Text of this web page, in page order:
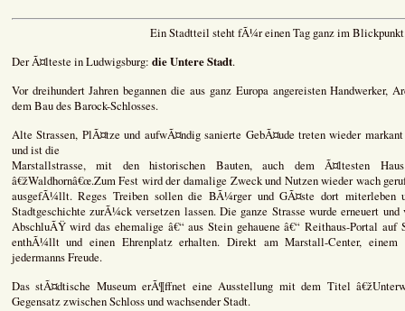
Ein Stadtteil steht fÃ¼r einen Tag ganz im
Der Ã¤lteste in Ludwigsburg: die Untere Stadt.
Vor dreihundert Jahren begannen die aus ganz Europa angereisten
dem Bau des Barock-Schlosses.
Alte Strassen, PlÃ¤tze und aufwÃ¤ndig sanierte GebÃ¤ude treten wieder
und ist die
Marstallstrasse, mit den historischen Bauten, auch dem Ã¤ltesten
â€žWaldhornâ€œ.Zum Fest wird der damalige Zweck und Nutzen wieder wach
ausgefÃ¼llt. Reges Treiben sollen die BÃ¼rger und GÃ¤ste dort miterleben
Stadtgeschichte zurÃ¼ck versetzen lassen. Die ganze Strasse wurde erneuert
AbschluÃŸ wird das ehemalige â€“ aus Stein gehauene â€“ Reithaus-Portal auf
enthÃ¼llt und einen Ehrenplatz erhalten. Direkt am Marstall-Center,
jedermanns Freude.
Das stÃ¤dtische Museum erÃ¶ffnet eine Ausstellung mit dem Titel
Gegensatz zwischen Schloss und wachsender Stadt.